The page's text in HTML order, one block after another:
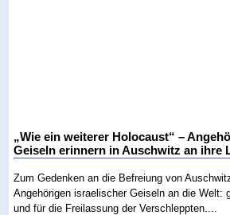
„Wie ein weiterer Holocaust“ –
Geiseln erinnern in Auschwitz an ihre
Zum Gedenken an die Befreiung von
Angehörigen israelischer Geiseln an die Welt:
und für die Freilassung der Verschleppten....